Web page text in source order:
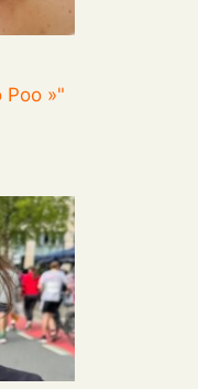
Poo »"